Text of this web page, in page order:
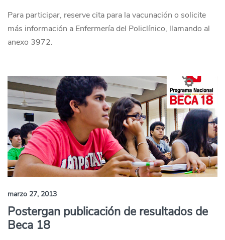
Para participar, reserve cita para la vacunación o solicite
más información a Enfermería del Policlínico, llamando al
anexo 3972.
marzo 27, 2013
Postergan publicación de resultados de
Beca 18